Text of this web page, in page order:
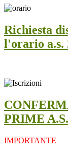
Richiesta
l'orario a.s.
PRIME
IMPORTANTE